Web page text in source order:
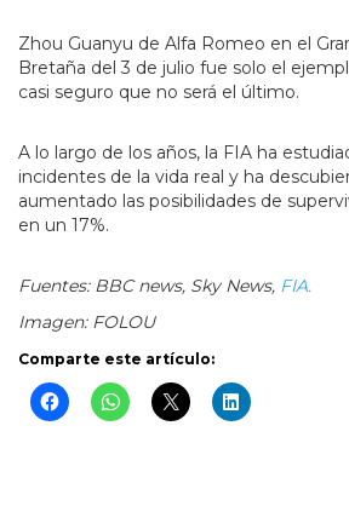
Zhou Guanyu de Alfa Romeo en el
Bretaña del 3 de julio fue solo el
casi seguro que no será el último.
A lo largo de los años, la FIA ha
incidentes de la vida real y ha
aumentado las posibilidades de
en un 17%.
Fuentes: BBC news, Sky News, FIA.
Imagen: FOLOU
Comparte este artículo: